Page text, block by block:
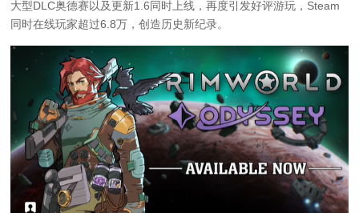
大型DLC奥德赛以及更新1.6同时上线，再度引发好评游玩，Steam
同时在线玩家超过6.8万，创造历史新纪录。